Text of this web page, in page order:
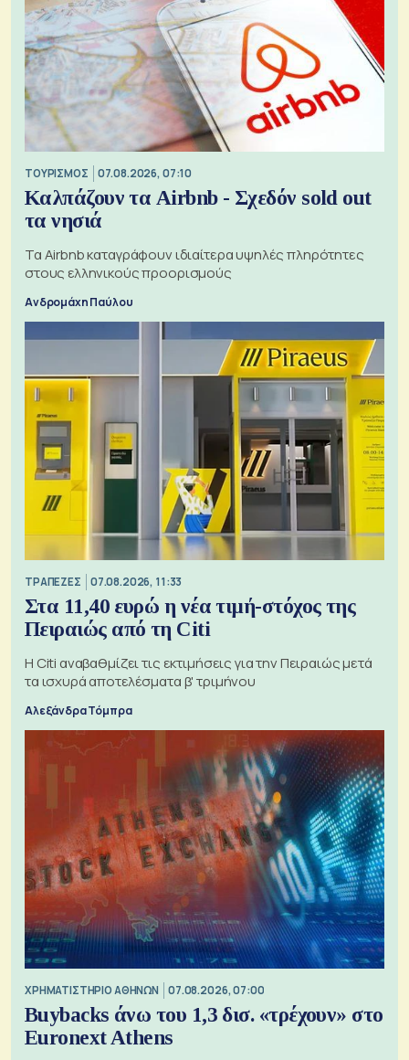
ΤΟΥΡΙΣΜΟΣ 07.08.2026, 07:10
Καλπάζουν τα Airbnb - Σχεδόν sold out
τα νησιά
Τα Airbnb καταγράφουν ιδιαίτερα υψηλές πληρότητες
στους ελληνικούς προορισμούς
Ανδρομάχη Παύλου
ΤΡΑΠΕΖΕΣ 07.08.2026, 11:33
Στα 11,40 ευρώ η νέα τιμή-στόχος της
Πειραιώς από τη Citi
Η Citi αναβαθμίζει τις εκτιμήσεις για την Πειραιώς μετά
τα ισχυρά αποτελέσματα β' τριμήνου
Αλεξάνδρα Τόμπρα
XΡΗΜΑΤΙΣΤΗΡΙΟ ΑΘΗΝΩΝ 07.08.2026, 07:00
Buybacks άνω του 1,3 δισ. «τρέχουν» στο
Euronext Athens